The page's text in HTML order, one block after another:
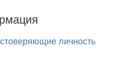
личность